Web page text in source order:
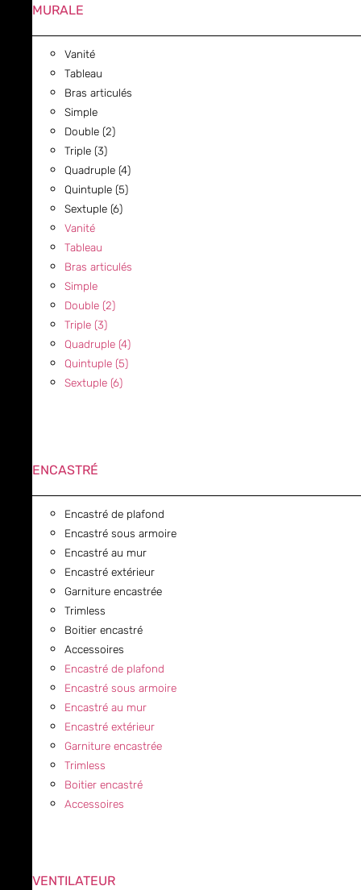
MURALE
Vanité
Tableau
Bras articulés
Simple
Double (2)
Triple (3)
Quadruple (4)
Quintuple (5)
Sextuple (6)
Vanité
Tableau
Bras articulés
Simple
Double (2)
Triple (3)
Quadruple (4)
Quintuple (5)
Sextuple (6)
ENCASTRÉ
Encastré de plafond
Encastré sous armoire
Encastré au mur
Encastré extérieur
Garniture encastrée
Trimless
Boitier encastré
Accessoires
Encastré de plafond
Encastré sous armoire
Encastré au mur
Encastré extérieur
Garniture encastrée
Trimless
Boitier encastré
Accessoires
VENTILATEUR